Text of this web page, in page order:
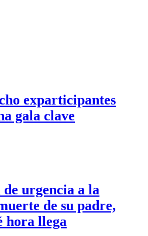
exparticipantes
gala clave
urgencia a la
de su padre,
hora llega